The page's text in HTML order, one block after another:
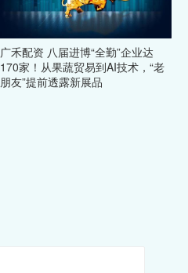
广禾配资 八届进博“全勤”企业达
170家！从果蔬贸易到AI技术，“老
朋友”提前透露新展品